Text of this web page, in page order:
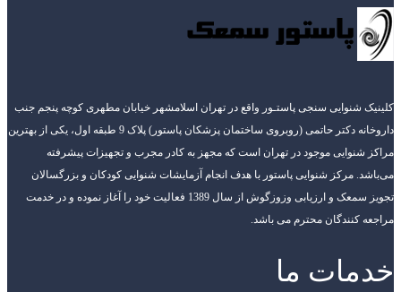
کلینیک شنوایی سنجی پاستـور واقع در تهران اسلامشهر خیابان مطهری کوچه پنجم جنب
داروخانه دکتر حاتمی (روبروی ساختمان پزشکان پاستور) پلاک 9 طبقه اول، یکی از بهترین
مراکز شنوایی موجود در تهران است که مجهز به کادر مجرب و تجهیزات پیشرفته
می‌باشد. مرکز شنوایی پاستور با هدف انجام آزمایشات شنوایی کودکان و بزرگسالان
تجویز سمعک و ارزیابی وزوزگوش از سال 1389 فعالیت خود را آغاز نموده و در خدمت
مراجعه کنندگان محترم می باشد.
خدمات ما